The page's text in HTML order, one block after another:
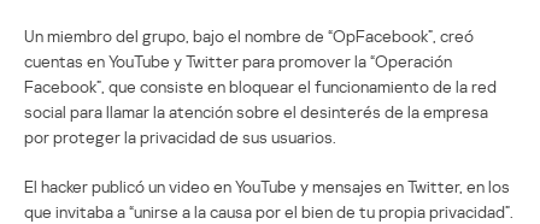
Un miembro del grupo, bajo el nombre de “OpFacebook”, creó
cuentas en YouTube y Twitter para promover la “Operación
Facebook”, que consiste en bloquear el funcionamiento de la red
social para llamar la atención sobre el desinterés de la empresa
por proteger la privacidad de sus usuarios.
El hacker publicó un video en YouTube y mensajes en Twitter, en los
que invitaba a “unirse a la causa por el bien de tu propia privacidad”.